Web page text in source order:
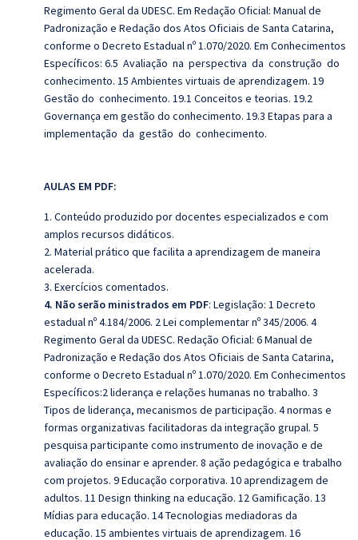
Regimento Geral da UDESC. Em Redação Oficial: Manual de
Padronização e Redação dos Atos Oficiais de Santa Catarina,
conforme o Decreto Estadual nº 1.070/2020. Em Conhecimentos
Específicos: 6.5 Avaliação na perspectiva da construção do
conhecimento. 15 Ambientes virtuais de aprendizagem. 19
Gestão do conhecimento. 19.1 Conceitos e teorias. 19.2
Governança em gestão do conhecimento. 19.3 Etapas para a
implementação da gestão do conhecimento.
AULAS EM PDF:
1. Conteúdo produzido por docentes especializados e com
amplos recursos didáticos.
2. Material prático que facilita a aprendizagem de maneira
acelerada.
3. Exercícios comentados.
4. Não serão ministrados em PDF: Legislação: 1 Decreto
estadual nº 4.184/2006. 2 Lei complementar nº 345/2006. 4
Regimento Geral da UDESC. Redação Oficial: 6 Manual de
Padronização e Redação dos Atos Oficiais de Santa Catarina,
conforme o Decreto Estadual nº 1.070/2020. Em Conhecimentos
Específicos:2 liderança e relações humanas no trabalho. 3
Tipos de liderança, mecanismos de participação. 4 normas e
formas organizativas facilitadoras da integração grupal. 5
pesquisa participante como instrumento de inovação e de
avaliação do ensinar e aprender. 8 ação pedagógica e trabalho
com projetos. 9 Educação corporativa. 10 aprendizagem de
adultos. 11 Design thinking na educação. 12 Gamificação. 13
Mídias para educação. 14 Tecnologias mediadoras da
educação. 15 ambientes virtuais de aprendizagem. 16